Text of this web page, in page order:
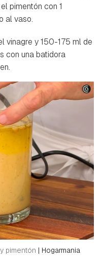
primero has de
Hogarmanía.
CANCELAR
pimentón con 1
al vaso.
vinagre y 150-175 ml de
con una batidora
pimentón | Hogarmania
nuestro boletín.